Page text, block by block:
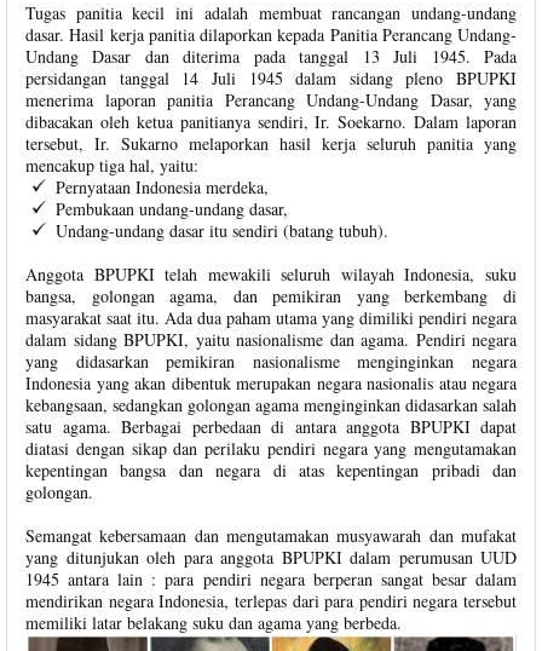
Tugas panitia kecil ini adalah membuat rancangan undang-undang
dasar. Hasil kerja panitia dilaporkan kepada Panitia Perancang Undang-
Undang Dasar dan diterima pada tanggal 13 Juli 1945. Pada
persidangan tanggal 14 Juli 1945 dalam sidang pleno BPUPKI
menerima laporan panitia Perancang Undang-Undang Dasar, yang
dibacakan oleh ketua panitianya sendiri, Ir. Soekarno. Dalam laporan
tersebut, Ir. Sukarno melaporkan hasil kerja seluruh panitia yang
mencakup tiga hal, yaitu:
Pernyataan Indonesia merdeka,
Pembukaan undang-undang dasar,
Undang-undang dasar itu sendiri (batang tubuh).
Anggota BPUPKI telah mewakili seluruh wilayah Indonesia, suku
bangsa, golongan agama, dan pemikiran yang berkembang di
masyarakat saat itu. Ada dua paham utama yang dimiliki pendiri negara
dalam sidang BPUPKI, yaitu nasionalisme dan agama. Pendiri negara
yang didasarkan pemikiran nasionalisme menginginkan negara
Indonesia yang akan dibentuk merupakan negara nasionalis atau negara
kebangsaan, sedangkan golongan agama menginginkan didasarkan salah
satu agama. Berbagai perbedaan di antara anggota BPUPKI dapat
diatasi dengan sikap dan perilaku pendiri negara yang mengutamakan
kepentingan bangsa dan negara di atas kepentingan pribadi dan
golongan.
Semangat kebersamaan dan mengutamakan musyawarah dan mufakat
yang ditunjukan oleh para anggota BPUPKI dalam perumusan UUD
1945 antara lain : para pendiri negara berperan sangat besar dalam
mendirikan negara Indonesia, terlepas dari para pendiri negara tersebut
memiliki latar belakang suku dan agama yang berbeda.